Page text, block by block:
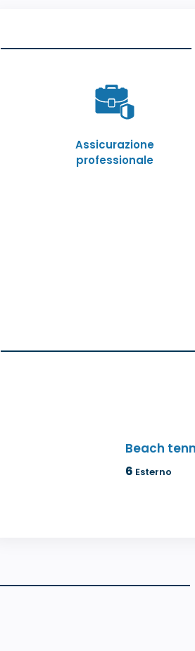
Assicurazione
professionale
Beach
6 Esterno